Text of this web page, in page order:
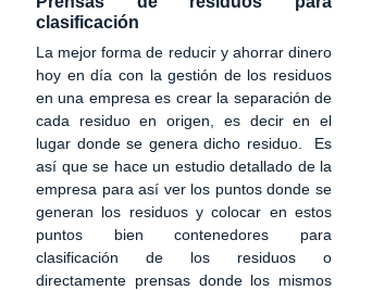
clasificación
La mejor forma de reducir y ahorrar dinero
hoy en día con la gestión de los residuos
en una empresa es crear la separación de
cada residuo en origen, es decir en el
lugar donde se genera dicho residuo. Es
así que se hace un estudio detallado de la
empresa para así ver los puntos donde se
generan los residuos y colocar en estos
puntos bien contenedores para
clasificación de los residuos o
directamente prensas donde los mismos